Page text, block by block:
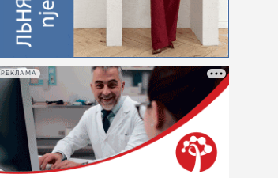
РЕКЛАМА